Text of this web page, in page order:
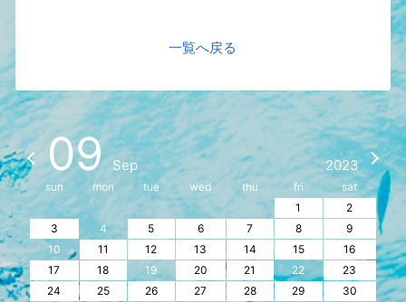
一覧へ戻る
09 Sep 2023
sun mon tue wed thu fri
sat
1
2
3
4 5 6 7 8
9
10
11 12 13 14 15
16
17
18 19 20 21 22
23
24
25 26 27 28 29 30